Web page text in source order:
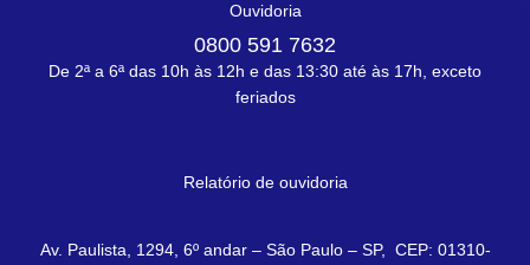
Ouvidoria
0800 591 7632
De 2ª a 6ª das 10h às 12h e das 13:30 até às 17h, exceto
feriados
Relatório de ouvidoria
Av. Paulista, 1294, 6º andar – São Paulo – SP, CEP: 01310-